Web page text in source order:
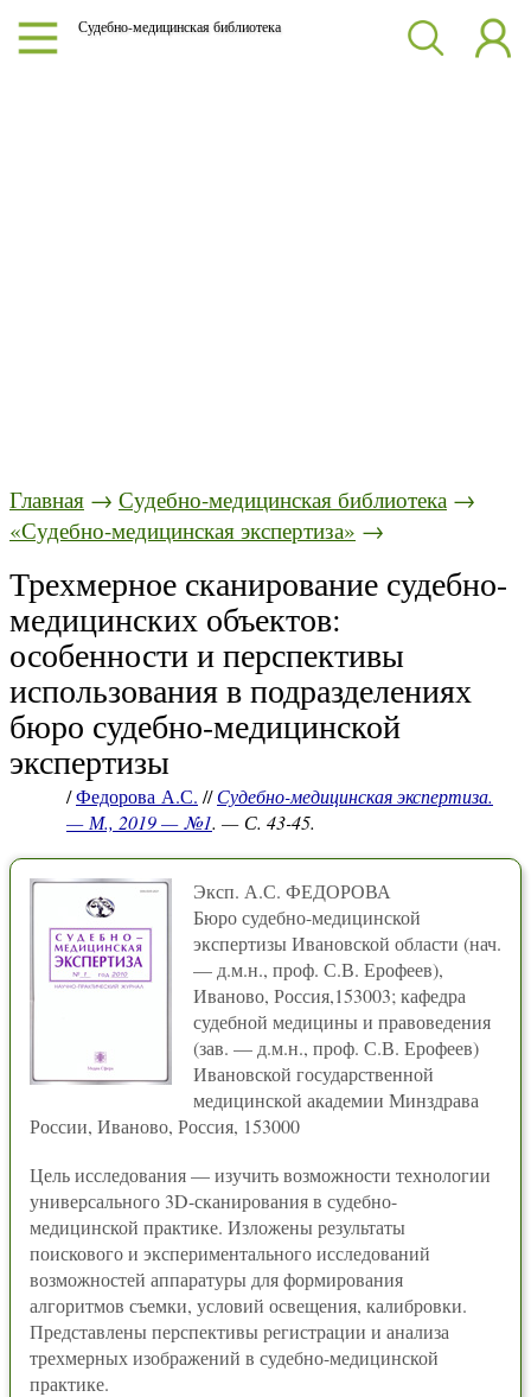
Судебно-медицинская библиотека
Главная → Судебно-медицинская библиотека →
«Судебно-медицинская экспертиза» →
Трехмерное сканирование судебно-
медицинских объектов:
особенности и перспективы
использования в подразделениях
бюро судебно-медицинской
экспертизы
/Федорова А.С. //Судебно-медицинская экспертиза.
— М., 2019 — №1. — С. 43-45.
Эксп. А.С. ФЕДОРОВА
Бюро судебно-медицинской
экспертизы Ивановской области (нач.
— д.м.н., проф. С.В. Ерофеев),
Иваново, Россия,153003; кафедра
судебной медицины и правоведения
(зав. — д.м.н., проф. С.В. Ерофеев)
Ивановской государственной
медицинской академии Минздрава
России, Иваново, Россия, 153000
Цель исследования — изучить возможности технологии
универсального 3D-сканирования в судебно-
медицинской практике. Изложены результаты
поискового и экспериментального исследований
возможностей аппаратуры для формирования
алгоритмов съемки, условий освещения, калибровки.
Представлены перспективы регистрации и анализа
трехмерных изображений в судебно-медицинской
практике.